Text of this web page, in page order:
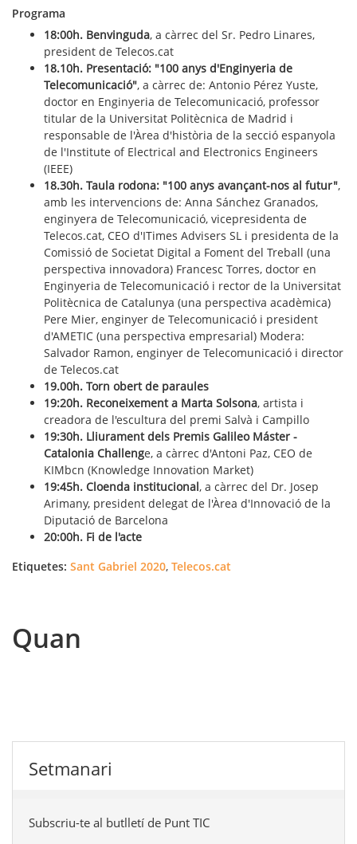
Programa
18:00h. Benvinguda, a càrrec del Sr. Pedro Linares,
president de Telecos.cat
18.10h. Presentació: "100 anys d'Enginyeria de
Telecomunicació", a càrrec de: Antonio Pérez Yuste,
doctor en Enginyeria de Telecomunicació, professor
titular de la Universitat Politècnica de Madrid i
responsable de l'Àrea d'història de la secció espanyola
de l'Institute of Electrical and Electronics Engineers
(IEEE)
18.30h. Taula rodona: "100 anys avançant-nos al futur",
amb les intervencions de: Anna Sánchez Granados,
enginyera de Telecomunicació, vicepresidenta de
Telecos.cat, CEO d'ITimes Advisers SL i presidenta de la
Comissió de Societat Digital a Foment del Treball (una
perspectiva innovadora) Francesc Torres, doctor en
Enginyeria de Telecomunicació i rector de la Universitat
Politècnica de Catalunya (una perspectiva acadèmica)
Pere Mier, enginyer de Telecomunicació i president
d'AMETIC (una perspectiva empresarial) Modera:
Salvador Ramon, enginyer de Telecomunicació i director
de Telecos.cat
19.00h. Torn obert de paraules
19:20h. Reconeixement a Marta Solsona, artista i
creadora de l'escultura del premi Salvà i Campillo
19:30h. Lliurament dels Premis Galileo Máster -
Catalonia Challenge, a càrrec d'Antoni Paz, CEO de
KIMbcn (Knowledge Innovation Market)
19:45h. Cloenda institucional, a càrrec del Dr. Josep
Arimany, president delegat de l'Àrea d'Innovació de la
Diputació de Barcelona
20:00h. Fi de l'acte
Etiquetes: Sant Gabriel 2020, Telecos.cat
Quan
Setmanari
Subscriu-te al butlletí de Punt TIC